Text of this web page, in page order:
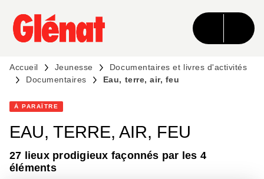
MENU RECHERCHE CONTENU
PIED DE PAGE
Accueil Jeunesse
Documentaires et livres d'activités
Documentaires
Eau, terre, air, feu
À PARAÎTRE
EAU, TERRE, AIR, FEU
27 lieux prodigieux façonnés par les 4
éléments